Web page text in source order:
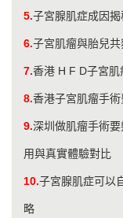
5.子宮腺肌症成因
6.子宮肌瘤與胎兒
7.香港 H F D子宮肌
8.香港子宮肌瘤手
9.深圳做肌瘤手術
用與真實體驗對比
10.子宮腺肌症可以
略